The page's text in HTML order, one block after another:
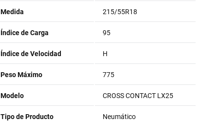
Medida 215/55R18
Índice de Carga 95
Índice de Velocidad H
Peso Máximo 775
Modelo CROSS CONTACT LX25
Tipo de Producto Neumático